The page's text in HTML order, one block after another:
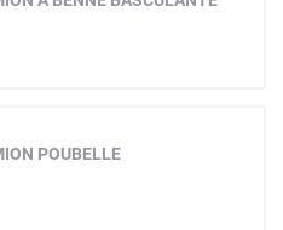
POUBELLE